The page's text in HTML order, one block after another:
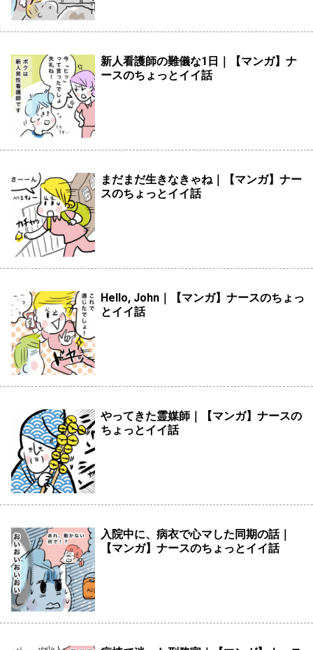
新人看護師の難儀な1日｜【マンガ】ナ
ースのちょっとイイ話
まだまだ生きなきゃね｜【マンガ】ナー
スのちょっとイイ話
Hello, John｜【マンガ】ナースのちょっ
とイイ話
やってきた霊媒師｜【マンガ】ナースの
ちょっとイイ話
入院中に、病衣で心マした同期の話｜
【マンガ】ナースのちょっとイイ話